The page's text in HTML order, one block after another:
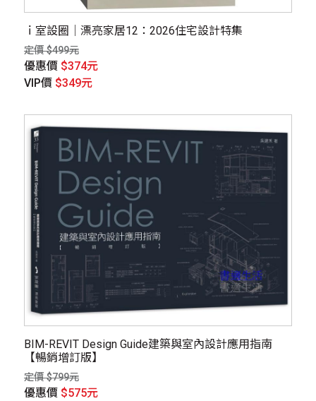
ｉ室設圈│漂亮家居12：2026住宅設計特集
定價 $499元
優惠價 $374元
VIP價 $349元
BIM-REVIT Design Guide建築與室內設計應用指南
【暢銷增訂版】
定價 $799元
優惠價 $575元